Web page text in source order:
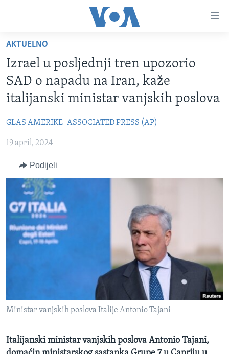
glavni
sadržaj
Pređi
na
glavnu
Idi
na
TV PROGRAM
FOTOGRAFIJE DANA
VIJESTI
BOSNA I HERCEGOVINA
SVIJET
NAUKA I TEHNOLOGIJA
SPECIJALNI PROJEKTI
KORUPCIJA
SLOBODA MEDIJA
ŽENSKA STRANA
IZBJEGLIČKA STRANA
MAGAZIN
PRATITE NAS
AKTUELNO
Izrael u posljednji tren upozorio
SAD o napadu na Iran, kaže
italijanski ministar vanjskih poslova
GLAS AMERIKE ASSOCIATED PRESS (AP)
19 april, 2024
Podijeli
Ministar vanjskih poslova Italije Antonio Tajani
Italijanski ministar vanjskih poslova Antonio Tajani,